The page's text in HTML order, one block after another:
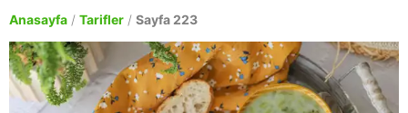
Anasayfa / Tarifler / Sayfa 223